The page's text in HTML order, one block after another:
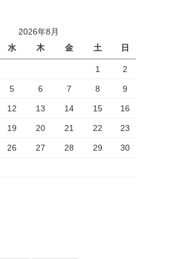
2026年8月
水
木 金 土 日
1 2
5 6 7 8 9
12 13 14 15 16
19 20 21 22 23
26 27 28 29 30